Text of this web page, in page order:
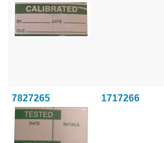
7827265 1717266